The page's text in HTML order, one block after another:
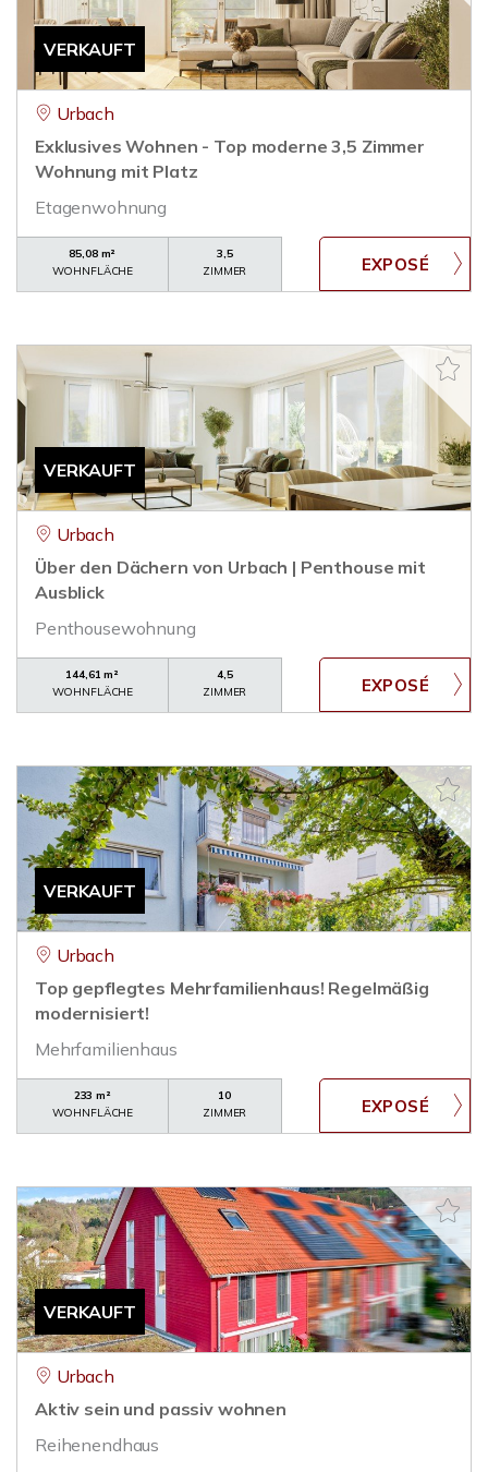
VERKAUFT
Urbach
Exklusives Wohnen - Top moderne 3,5 Zimmer
Wohnung mit Platz
Etagenwohnung
85,08 m²
WOHNFLÄCHE
3,5
ZIMMER
VERKAUFT
Urbach
Über den Dächern von Urbach | Penthouse mit
Ausblick
Penthousewohnung
144,61 m²
WOHNFLÄCHE
4,5
ZIMMER
VERKAUFT
Urbach
Top gepflegtes Mehrfamilienhaus! Regelmäßig
modernisiert!
Mehrfamilienhaus
233 m²
WOHNFLÄCHE
10
ZIMMER
VERKAUFT
Urbach
Aktiv sein und passiv wohnen
Reihenendhaus